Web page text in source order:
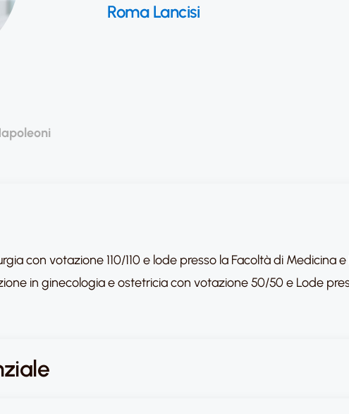
Roma Lancisi
con votazione 110/110 e lode presso la Facoltà di Medicina e
in ginecologia e ostetricia con votazione 50/50 e Lode